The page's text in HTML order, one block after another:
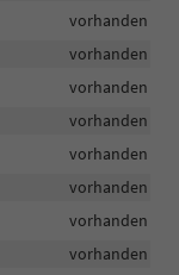
vorhanden
vorhanden
vorhanden
vorhanden
vorhanden
vorhanden
vorhanden
vorhanden